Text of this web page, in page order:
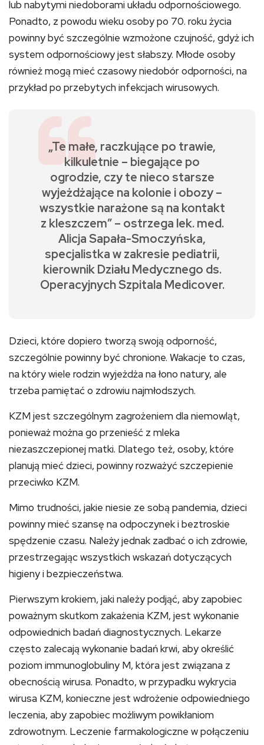
lub nabytymi niedoborami układu odpornościowego.
Ponadto, z powodu wieku osoby po 70. roku życia
powinny być szczególnie wzmożone czujność, gdyż ich
system odpornościowy jest słabszy. Młode osoby
również mogą mieć czasowy niedobór odporności, na
przykład po przebytych infekcjach wirusowych.
„Te małe, raczkujące po trawie,
kilkuletnie – biegające po
ogrodzie, czy te nieco starsze
wyjeżdżające na kolonie i obozy –
wszystkie narażone są na kontakt
z kleszczem” – ostrzega lek. med.
Alicja Sapała-Smoczyńska,
specjalistka w zakresie pediatrii,
kierownik Działu Medycznego ds.
Operacyjnych Szpitala Medicover.
Dzieci, które dopiero tworzą swoją odporność,
szczególnie powinny być chronione. Wakacje to czas,
na który wiele rodzin wyjeżdża na łono natury, ale
trzeba pamiętać o zdrowiu najmłodszych.
KZM jest szczególnym zagrożeniem dla niemowląt,
ponieważ można go przenieść z mleka
niezaszczepionej matki. Dlatego też, osoby, które
planują mieć dzieci, powinny rozważyć szczepienie
przeciwko KZM.
Mimo trudności, jakie niesie ze sobą pandemia, dzieci
powinny mieć szansę na odpoczynek i beztroskie
spędzenie czasu. Należy jednak zadbać o ich zdrowie,
przestrzegając wszystkich wskazań dotyczących
higieny i bezpieczeństwa.
Pierwszym krokiem, jaki należy podjąć, aby zapobiec
poważnym skutkom zakażenia KZM, jest wykonanie
odpowiednich badań diagnostycznych. Lekarze
często zalecają wykonanie badań krwi, aby określić
poziom immunoglobuliny M, która jest związana z
obecnością wirusa. Ponadto, w przypadku wykrycia
wirusa KZM, konieczne jest wdrożenie odpowiedniego
leczenia, aby zapobiec możliwym powikłaniom
zdrowotnym. Leczenie farmakologiczne w połączeniu